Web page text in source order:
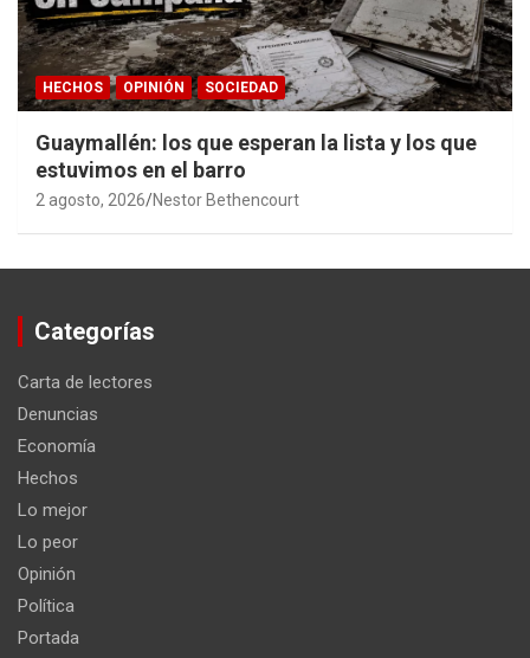
HECHOS OPINIÓN SOCIEDAD
Guaymallén: los que esperan la lista y los que
estuvimos en el barro
2 agosto, 2026 Nestor Bethencourt
Categorías
Carta de lectores
Denuncias
Economía
Hechos
Lo mejor
Lo peor
Opinión
Política
Portada